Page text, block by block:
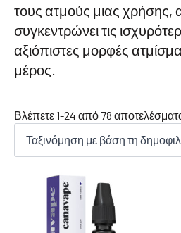
τους ατμούς μιας χρήσης,
συγκεντρώνει τις
αξιόπιστες μορφές
μέρος.
Βλέπετε 1-24 από 78